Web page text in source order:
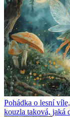
Pohádka o lesní
kouzla taková, jaká